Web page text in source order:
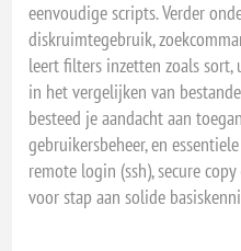
eenvoudige scripts. Verder
diskruimtegebruik,
leert filters inzetten zoals sort,
in het vergelijken van
besteed je aandacht aan
gebruikersbeheer, en
remote login (ssh), secure
voor stap aan solide